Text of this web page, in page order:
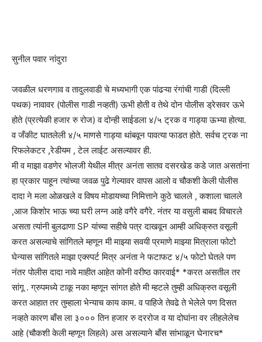
सुनील पवार नांदुरा
जवळील धरणगाव व तादुलवाडी चे मध्यभागी एक पांढऱ्या रंगांची गाडी (दिल्ली
पथक) नावावर (पोलीस गाडी नव्हती) ऊभी होती व तेथे दोन पोलीस ड्रेसवर ऊभे
होते (प्रत्येकी हजार रु रोज) व दोन्ही साईडला ४/५ ट्रक व गाड्या ऊभ्या होत्या.
व जँकीट घातलेली ४/५ माणसे गाड्या थांबवून पावत्या फाडत होते. सर्वच ट्रक ना
रिफलेकटर ,रेडीयम , टेल लाईट असल्यावर ही.
मी व माझा वडणेर भोलजी येथील मीत्र अनंता सातव दसरखेड कडे जात असतांना
हा प्रकार पाहून त्यांच्या जवळ पुढे गेल्यावर वापस आलो व चौकशी केली पोलीस
दादा ने मला ओळखले व विषय मोडायच्या निमित्ताने कुठे चालले , कशाला चालले
,आज किशोर भाऊ च्या घरी लग्न आहे वगैरे वगैरे. नंतर या वसुली बाबद विचारले
असता त्यांनी बुलढाणा SP यांच्या सहीचे पत्र दाखवून आम्ही अधिक्रुत वसूली
करत असल्याचे सांगितले म्हणून मी माझ्या सवयी प्रमाणे माझ्या मित्राला फोटो
घेन्यास सांगितले माझा एक्स्पर्ट मित्र अनंता ने फटाफट ४/५ फोटो घेतले पण
नंतर पोलीस दादा नावे माहीत आहेत कोनी वरीष्ठ कारवाई* *करत असतील तर
सांगू . ग्रुपमध्ये टाकू नका म्हणून सांगत होते मी म्हटले तुम्ही अधिक्रुत वसूली
करत आहात तर तुम्हाला भेन्याच काय काम. व पाहिजे तेवढे ते भेलेले पण दिसत
नव्हते कारण बाँस ला ३००० तिन हजार रु दररोज व या दोघांना वर लीहलेलेच
आहे (चौकशी केली म्हणून लिहले) अस असल्याने बाँस सांभाळून घेनारच*